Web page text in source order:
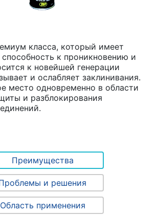
класса, который имеет
к проникновению и
к новейшей генерации
и ослабляет заклинивания.
место одновременно в области
и разблокирования
Преимущества
и решения
Область применения